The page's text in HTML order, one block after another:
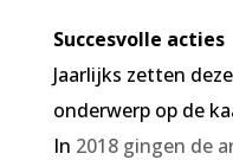
Succesvolle acties
Jaarlijks zetten
onderwerp op de
In 2018 gingen de